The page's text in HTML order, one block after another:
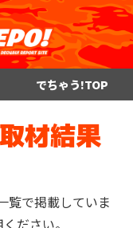
でちゃう!TOP
材結果
覧で掲載していま
ださい。